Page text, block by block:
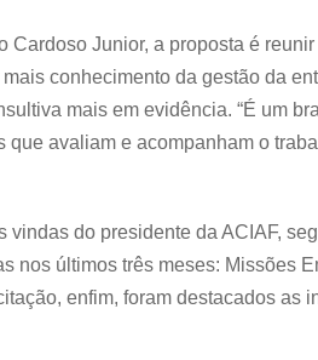
Cardoso Junior, a proposta é
conhecimento da gestão da
mais em evidência. “É um
avaliam e acompanham o
vindas do presidente da ACIAF,
nos últimos três meses: Missões
enfim, foram destacados as